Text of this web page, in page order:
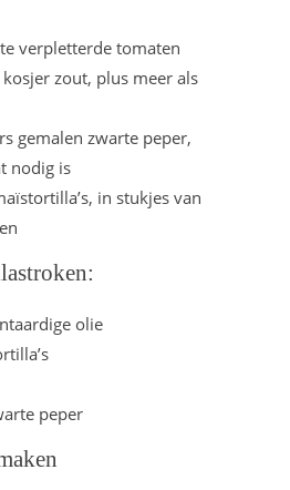
verpletterde tomaten
zout, plus meer als
gemalen zwarte peper,
nodig is
in stukjes van
olie
peper